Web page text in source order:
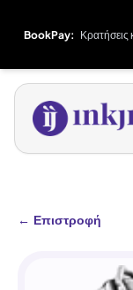
BookPay:
← Επιστροφή